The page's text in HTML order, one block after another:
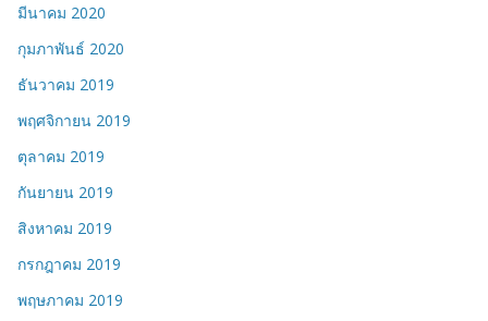
มีนาคม 2020
กุมภาพันธ์ 2020
ธันวาคม 2019
พฤศจิกายน 2019
ตุลาคม 2019
กันยายน 2019
สิงหาคม 2019
กรกฎาคม 2019
พฤษภาคม 2019